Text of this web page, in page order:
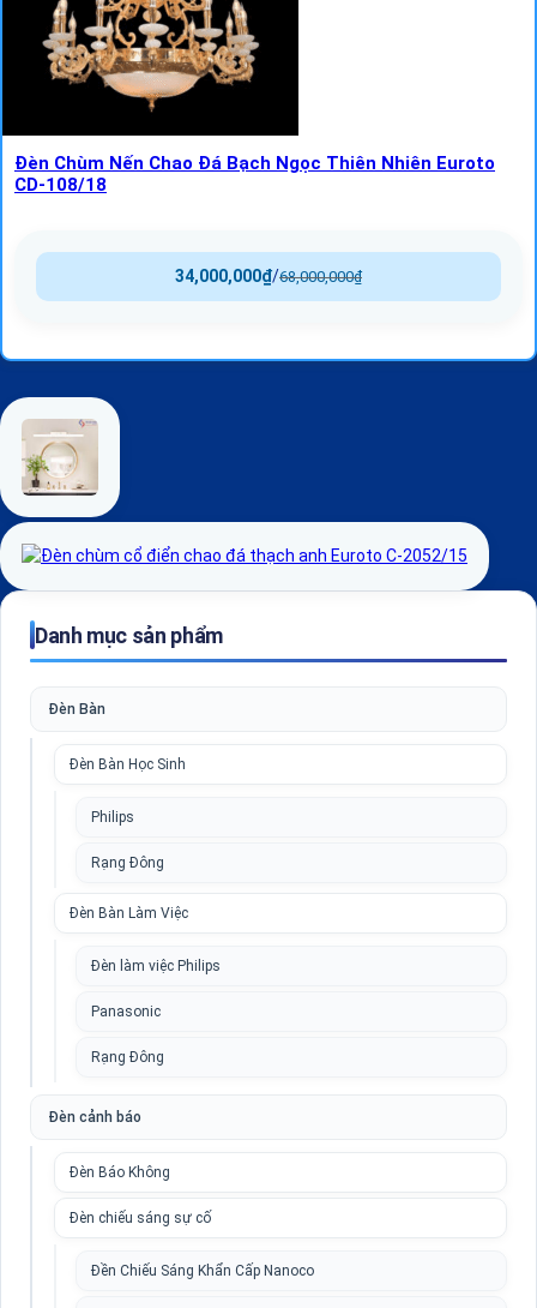
Đèn Chùm Nến Chao Đá Bạch Ngọc Thiên Nhiên Euroto
CD-108/18
68,000,000₫
/
34,000,000₫
Danh mục sản phẩm
Đèn Bàn
Đèn Bàn Học Sinh
Philips
Rạng Đông
Đèn Bàn Làm Việc
Đèn làm việc Philips
Panasonic
Rạng Đông
Đèn cảnh báo
Đèn Báo Không
Đèn chiếu sáng sự cố
Đền Chiếu Sáng Khẩn Cấp Nanoco